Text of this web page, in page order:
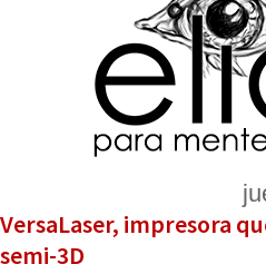
VersaLaser, impresora
semi-3D